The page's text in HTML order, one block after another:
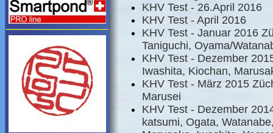
KHV Test - 26.April 2016
KHV Test - April 2016
KHV Test - Januar 2016
Taniguchi, Oyama/
KHV Test - Dezember
Iwashita, Kiochan,
KHV Test - März 2015
Marusei
KHV Test - Dezember
katsumi, Ogata,